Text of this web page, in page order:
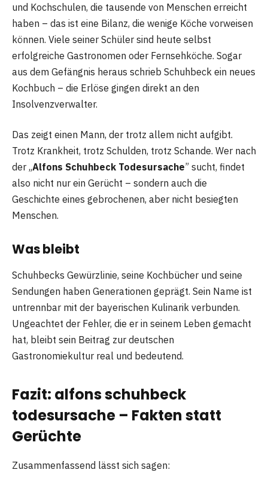
und Kochschulen, die tausende von Menschen erreicht
haben – das ist eine Bilanz, die wenige Köche vorweisen
können. Viele seiner Schüler sind heute selbst
erfolgreiche Gastronomen oder Fernsehköche. Sogar
aus dem Gefängnis heraus schrieb Schuhbeck ein neues
Kochbuch – die Erlöse gingen direkt an den
Insolvenzverwalter.
Das zeigt einen Mann, der trotz allem nicht aufgibt.
Trotz Krankheit, trotz Schulden, trotz Schande. Wer nach
der „Alfons Schuhbeck Todesursache” sucht, findet
also nicht nur ein Gerücht – sondern auch die
Geschichte eines gebrochenen, aber nicht besiegten
Menschen.
Was bleibt
Schuhbecks Gewürzlinie, seine Kochbücher und seine
Sendungen haben Generationen geprägt. Sein Name ist
untrennbar mit der bayerischen Kulinarik verbunden.
Ungeachtet der Fehler, die er in seinem Leben gemacht
hat, bleibt sein Beitrag zur deutschen
Gastronomiekultur real und bedeutend.
Fazit: alfons schuhbeck
todesursache – Fakten statt
Gerüchte
Zusammenfassend lässt sich sagen: